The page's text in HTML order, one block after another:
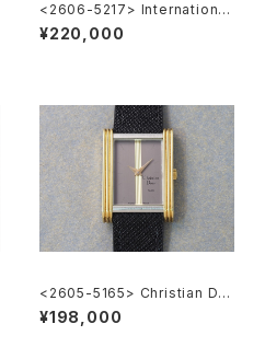
<2606-5217> International
National Co. "TURLER"
¥220,000
<2605-5165> Christian Dio
r
¥198,000